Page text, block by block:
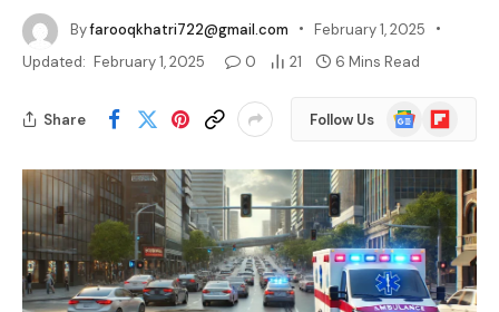
Byfarooqkhatri722@gmail.com
February 1, 2025
Updated: February 1, 2025 0 21 6 Mins Read
Share Follow Us
Google
News
Flipboard